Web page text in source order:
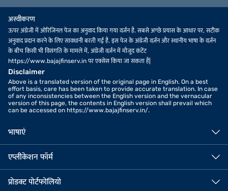
अस्वीकरण
ऊपर अंग्रेजी में ओरिजिनल पेज का अनुवाद किया गया वर्ज़न है. सबसे अच्छे प्रयास के आधार पर, सटीक
अनुवाद प्रदान करने के लिए सावधानी बरती गई है. इस पेज के अंग्रेजी वर्ज़न और स्थानीय भाषा के वर्ज़न
के बीच किसी भी विसंगति के मामले में, अंग्रेजी वर्ज़न में मौजूद कंटेंट
https://www.bajajfinserv.in पर एक्सेस किया जा सकता है|
Disclaimer
Above is a translated version of the original page in English. On a best
effort basis, care has been taken to provide accurate translation. In case
of any inconsistencies between the English version and the vernacular
version of this page, the contents in English version shall prevail which
can be accessed on https://www.bajajfinserv.in/.
भाषाएं
एप्लीकेशन फॉर्म
प्रोडक्ट पोर्टफोलियो